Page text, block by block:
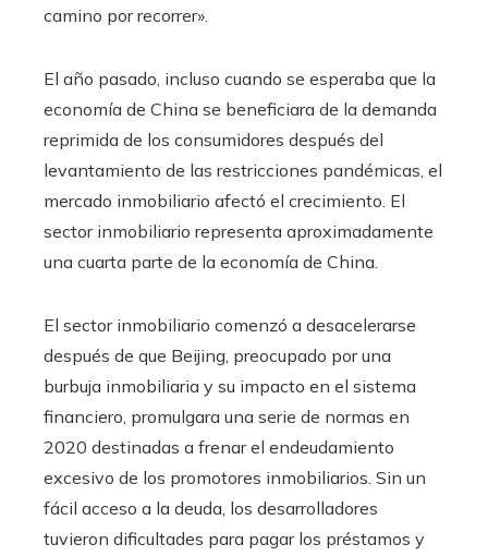
camino por recorrer».
El año pasado, incluso cuando se esperaba que la
economía de China se beneficiara de la demanda
reprimida de los consumidores después del
levantamiento de las restricciones pandémicas, el
mercado inmobiliario afectó el crecimiento. El
sector inmobiliario representa aproximadamente
una cuarta parte de la economía de China.
El sector inmobiliario comenzó a desacelerarse
después de que Beijing, preocupado por una
burbuja inmobiliaria y su impacto en el sistema
financiero, promulgara una serie de normas en
2020 destinadas a frenar el endeudamiento
excesivo de los promotores inmobiliarios. Sin un
fácil acceso a la deuda, los desarrolladores
tuvieron dificultades para pagar los préstamos y